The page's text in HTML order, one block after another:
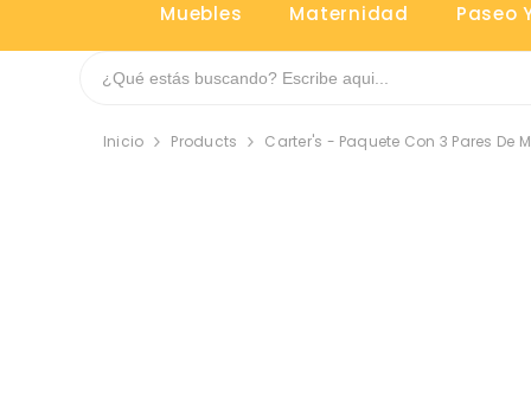
Muebles Maternidad Paseo
Inicio Products Carter's - Paquete Con 3 Pares De